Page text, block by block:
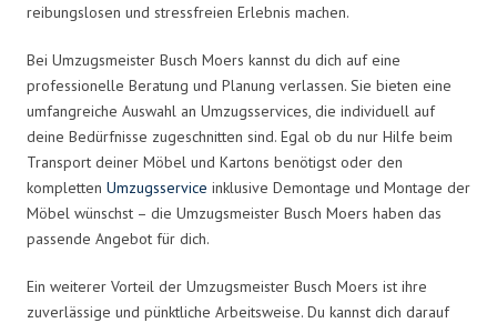
reibungslosen und stressfreien Erlebnis machen.
Bei Umzugsmeister Busch Moers kannst du dich auf eine
professionelle Beratung und Planung verlassen. Sie bieten eine
umfangreiche Auswahl an Umzugsservices, die individuell auf
deine Bedürfnisse zugeschnitten sind. Egal ob du nur Hilfe beim
Transport deiner Möbel und Kartons benötigst oder den
kompletten Umzugsservice inklusive Demontage und Montage der
Möbel wünschst – die Umzugsmeister Busch Moers haben das
passende Angebot für dich.
Ein weiterer Vorteil der Umzugsmeister Busch Moers ist ihre
zuverlässige und pünktliche Arbeitsweise. Du kannst dich darauf